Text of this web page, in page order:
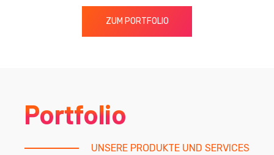
ZUM PORTFOLIO
Portfolio
UNSERE PRODUKTE UND SERVICES